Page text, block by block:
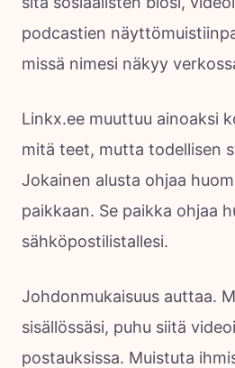
podcastien
missä nimesi näkyy
Linkx.ee muuttuu ainoaksi
mitä teet, mutta todellisen
Jokainen alusta ohjaa
paikkaan. Se paikka ohjaa
sähköpostilistallesi.
Johdonmukaisuus auttaa.
sisällössäsi, puhu siitä
postauksissa. Muistuta